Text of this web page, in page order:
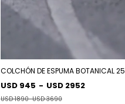
COLCHÓN DE ESPUMA BOTANICAL 25
USD 945 - USD 2952
USD 1890-USD 3690